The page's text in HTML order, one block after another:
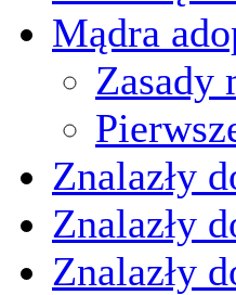
Mądra
Zasady
Znalazły
Znalazły
Znalazły